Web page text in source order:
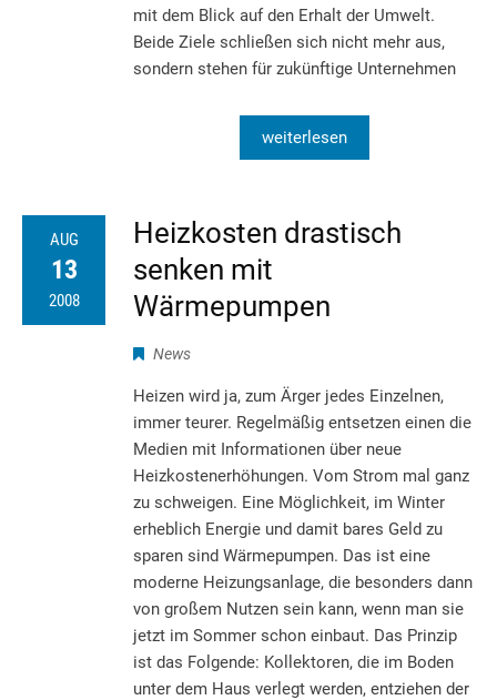
mit dem Blick auf den Erhalt der Umwelt.
Beide Ziele schließen sich nicht mehr aus,
sondern stehen für zukünftige Unternehmen
weiterlesen
AUG
13
2008
Heizkosten drastisch
senken mit
Wärmepumpen
News
Heizen wird ja, zum Ärger jedes Einzelnen,
immer teurer. Regelmäßig entsetzen einen die
Medien mit Informationen über neue
Heizkostenerhöhungen. Vom Strom mal ganz
zu schweigen. Eine Möglichkeit, im Winter
erheblich Energie und damit bares Geld zu
sparen sind Wärmepumpen. Das ist eine
moderne Heizungsanlage, die besonders dann
von großem Nutzen sein kann, wenn man sie
jetzt im Sommer schon einbaut. Das Prinzip
ist das Folgende: Kollektoren, die im Boden
unter dem Haus verlegt werden, entziehen der